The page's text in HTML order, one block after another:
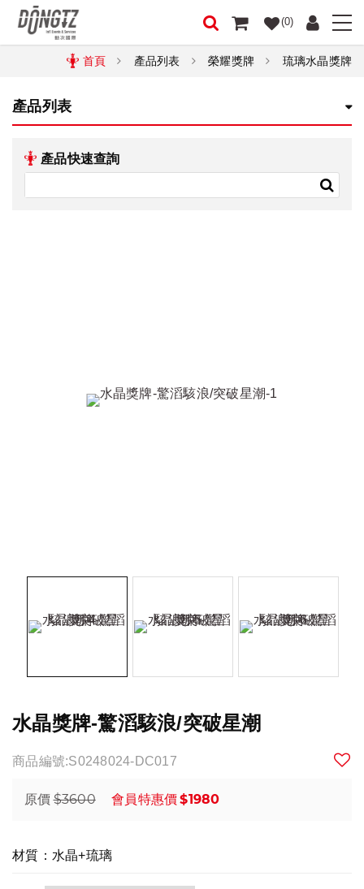
(0)
首頁 產品列表 榮耀獎牌 琉璃水晶獎牌
產品列表
產品快速查詢
水晶獎牌-驚滔駭浪/突破星潮
商品編號:S0248024-DC017
原價 $3600 會員特惠價$1980
材質：水晶+琉璃